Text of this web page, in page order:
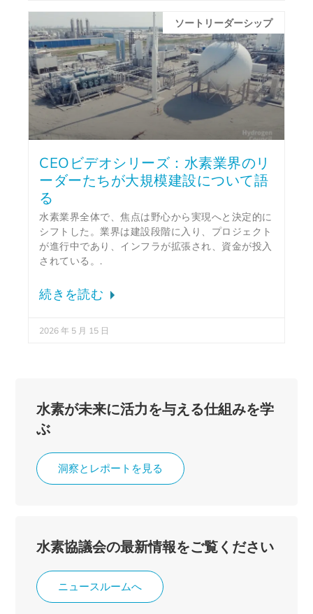
ソートリーダーシップ
CEOビデオシリーズ：水素業界のリ
ーダーたちが大規模建設について語
る
水素業界全体で、焦点は野心から実現へと決定的に
シフトした。業界は建設段階に入り、プロジェクト
が進行中であり、インフラが拡張され、資金が投入
されている。.
続きを読む
2026 年 5 月 15 日
水素が未来に活力を与える仕組みを学
ぶ
洞察とレポートを見る
水素協議会の最新情報をご覧ください
ニュースルームへ